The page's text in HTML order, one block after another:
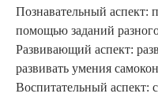
Познавательный аспект:
помощью заданий
Развивающий аспект:
развивать умения
Воспитательный аспект: